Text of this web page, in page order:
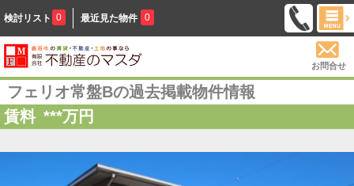
検討リスト 0 最近見た物件 0
お問合せ
フェリオ常盤Bの過去掲載物件情報
賃料 ***万円